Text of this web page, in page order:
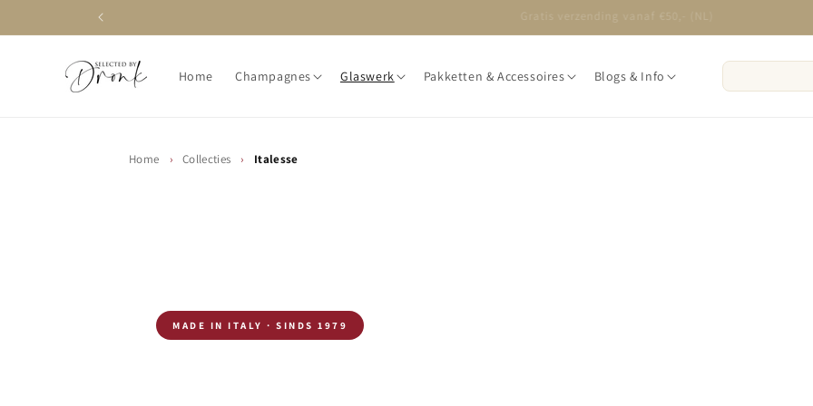
content
Op werkdagen voor 16:00 besteld, volgende dag in huis
Home Champagnes Glaswerk Pakketten & Accessoires Blogs & Info
Home › Collecties › Italesse
MADE IN ITALY · SINDS 1979